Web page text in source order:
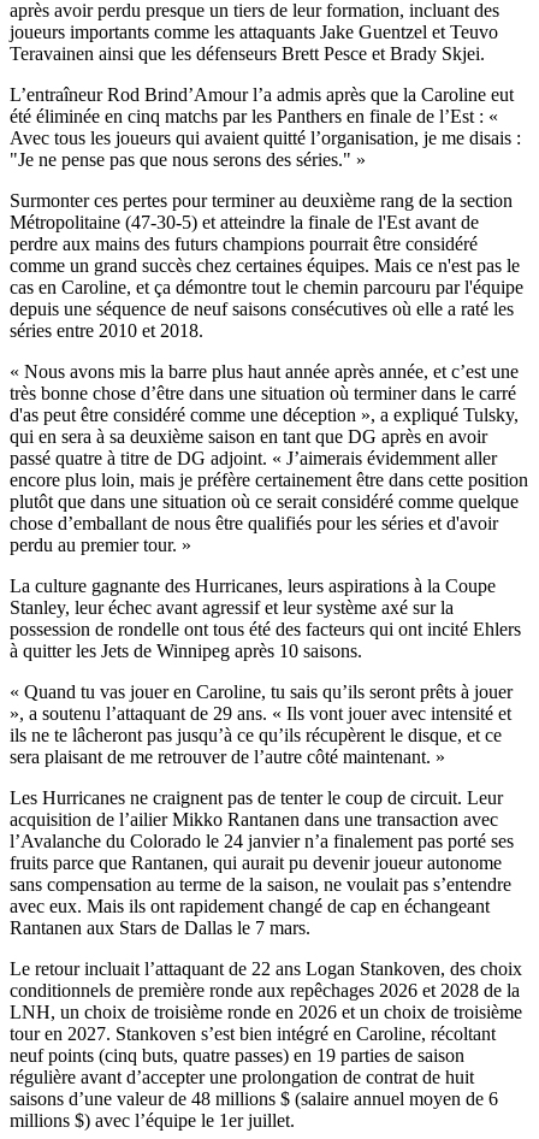
après avoir perdu presque un tiers de leur formation, incluant des
joueurs importants comme les attaquants Jake Guentzel et Teuvo
Teravainen ainsi que les défenseurs Brett Pesce et Brady Skjei.
L’entraîneur Rod Brind’Amour l’a admis après que la Caroline eut
été éliminée en cinq matchs par les Panthers en finale de l’Est : «
Avec tous les joueurs qui avaient quitté l’organisation, je me disais :
"Je ne pense pas que nous serons des séries." »
Surmonter ces pertes pour terminer au deuxième rang de la section
Métropolitaine (47-30-5) et atteindre la finale de l'Est avant de
perdre aux mains des futurs champions pourrait être considéré
comme un grand succès chez certaines équipes. Mais ce n'est pas le
cas en Caroline, et ça démontre tout le chemin parcouru par l'équipe
depuis une séquence de neuf saisons consécutives où elle a raté les
séries entre 2010 et 2018.
« Nous avons mis la barre plus haut année après année, et c’est une
très bonne chose d’être dans une situation où terminer dans le carré
d'as peut être considéré comme une déception », a expliqué Tulsky,
qui en sera à sa deuxième saison en tant que DG après en avoir
passé quatre à titre de DG adjoint. « J’aimerais évidemment aller
encore plus loin, mais je préfère certainement être dans cette position
plutôt que dans une situation où ce serait considéré comme quelque
chose d’emballant de nous être qualifiés pour les séries et d'avoir
perdu au premier tour. »
La culture gagnante des Hurricanes, leurs aspirations à la Coupe
Stanley, leur échec avant agressif et leur système axé sur la
possession de rondelle ont tous été des facteurs qui ont incité Ehlers
à quitter les Jets de Winnipeg après 10 saisons.
« Quand tu vas jouer en Caroline, tu sais qu’ils seront prêts à jouer
», a soutenu l’attaquant de 29 ans. « Ils vont jouer avec intensité et
ils ne te lâcheront pas jusqu’à ce qu’ils récupèrent le disque, et ce
sera plaisant de me retrouver de l’autre côté maintenant. »
Les Hurricanes ne craignent pas de tenter le coup de circuit. Leur
acquisition de l’ailier Mikko Rantanen dans une transaction avec
l’Avalanche du Colorado le 24 janvier n’a finalement pas porté ses
fruits parce que Rantanen, qui aurait pu devenir joueur autonome
sans compensation au terme de la saison, ne voulait pas s’entendre
avec eux. Mais ils ont rapidement changé de cap en échangeant
Rantanen aux Stars de Dallas le 7 mars.
Le retour incluait l’attaquant de 22 ans Logan Stankoven, des choix
conditionnels de première ronde aux repêchages 2026 et 2028 de la
LNH, un choix de troisième ronde en 2026 et un choix de troisième
tour en 2027. Stankoven s’est bien intégré en Caroline, récoltant
neuf points (cinq buts, quatre passes) en 19 parties de saison
régulière avant d’accepter une prolongation de contrat de huit
saisons d’une valeur de 48 millions $ (salaire annuel moyen de 6
millions $) avec l’équipe le 1er juillet.